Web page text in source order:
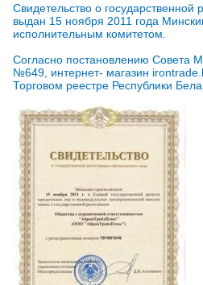
Свидетельство о
выдан 15 ноября 2011 года
исполнительным комитетом.
Согласно постановлению Совета
№649, интернет- магазин
Торговом реестре Республики